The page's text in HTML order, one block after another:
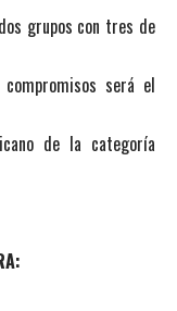
grupos con tres de
será el
de la categoría